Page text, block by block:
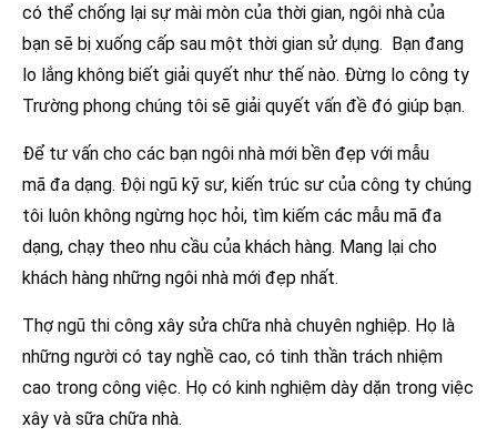
có thể chống lại sự mài mòn của thời gian, ngôi nhà của
bạn sẽ bị xuống cấp sau một thời gian sử dụng. Bạn đang
lo lắng không biết giải quyết như thế nào. Đừng lo công ty
Trường phong chúng tôi sẽ giải quyết vấn đề đó giúp bạn.
Để tư vấn cho các bạn ngôi nhà mới bền đẹp với mẫu
mã đa dạng. Đội ngũ kỹ sư, kiến trúc sư của công ty chúng
tôi luôn không ngừng học hỏi, tìm kiếm các mẫu mã đa
dạng, chạy theo nhu cầu của khách hàng. Mang lại cho
khách hàng những ngôi nhà mới đẹp nhất.
Thợ ngũ thi công xây sửa chữa nhà chuyên nghiệp. Họ là
những người có tay nghề cao, có tinh thần trách nhiệm
cao trong công việc. Họ có kinh nghiệm dày dặn trong việc
xây và sữa chữa nhà.